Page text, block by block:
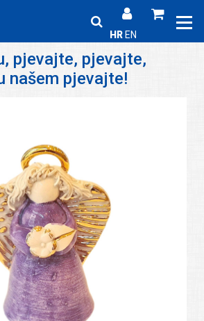
HR EN
pjevajte, pjevajte,
našem pjevajte!